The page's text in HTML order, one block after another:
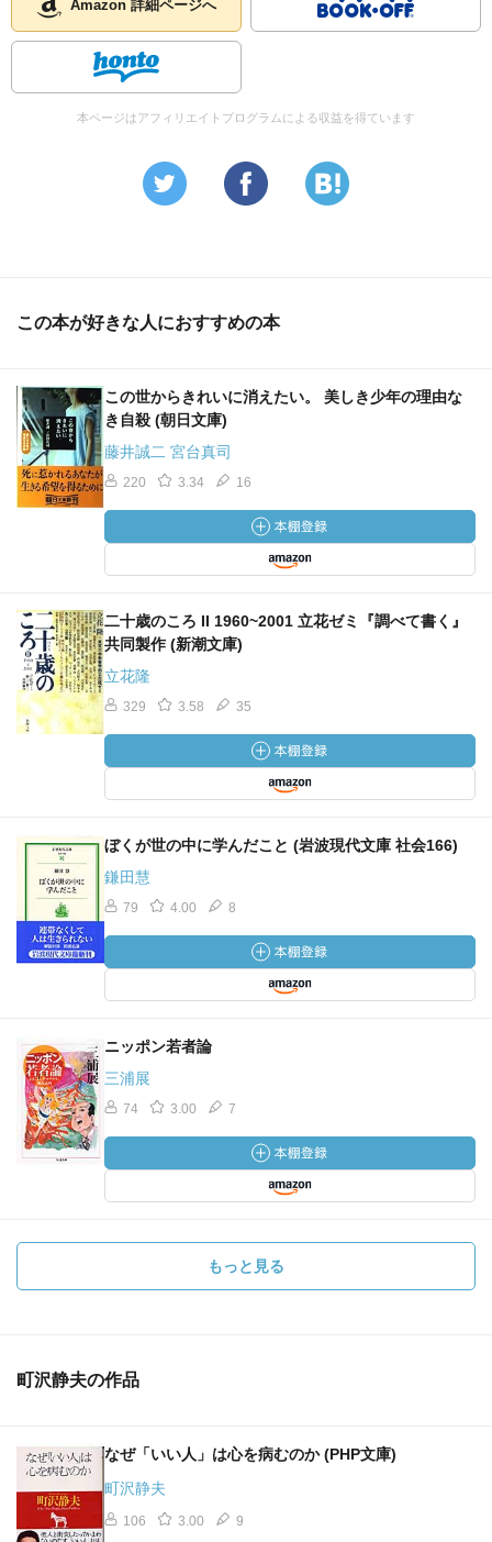
Amazon 詳細ページへ
本ページはアフィリエイトプログラムによる収益を得ています
この本が好きな人におすすめの本
この世からきれいに消えたい。 美しき少年の理由な
き自殺 (朝日文庫)
藤井誠二 宮台真司
220 3.34 16
二十歳のころ II 1960~2001 立花ゼミ『調べて書く』
共同製作 (新潮文庫)
立花隆
329 3.58 35
ぼくが世の中に学んだこと (岩波現代文庫 社会166)
鎌田慧
79 4.00 8
ニッポン若者論
三浦展
74 3.00 7
もっと見る
町沢静夫の作品
なぜ「いい人」は心を病むのか (PHP文庫)
町沢静夫
106 3.00 9